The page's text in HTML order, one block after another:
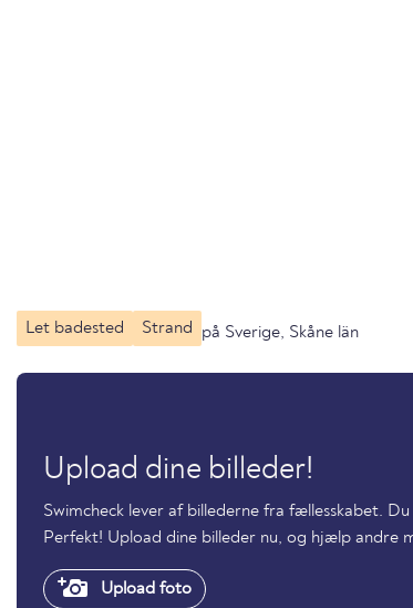
Let badested Strand på Sverige, Skåne län
Upload dine billeder!
Swimcheck lever af billederne fra fællesskabet.
Perfekt! Upload dine billeder nu, og hjælp andre
Upload foto